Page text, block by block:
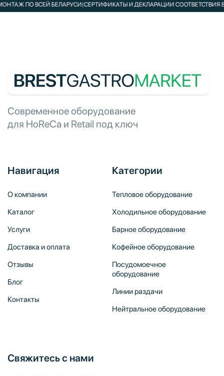
ПО ВСЕЙ БЕЛАРУСИ|СЕРТИФИКАТЫ И ДЕКЛАРАЦИИ СООТВЕТСТВИЯ В
Современное оборудование
для HoReCa и Retail под ключ
Навигация
О компании
Каталог
Услуги
Доставка и оплата
Отзывы
Блог
Контакты
Категории
Тепловое оборудование
Холодильное оборудование
Барное оборудование
Кофейное оборудование
Посудомоечное
оборудование
Линии раздачи
Нейтральное оборудование
Свяжитесь с нами